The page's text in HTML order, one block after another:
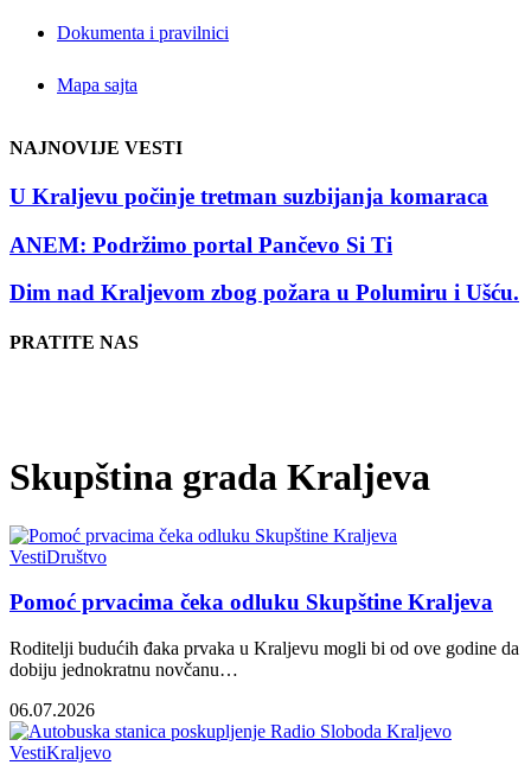
Dokumenta i pravilnici
Mapa sajta
NAJNOVIJE VESTI
U Kraljevu počinje tretman suzbijanja komaraca
ANEM: Podržimo portal Pančevo Si Ti
Dim nad Kraljevom zbog požara u Polumiru i Ušću.
PRATITE NAS
Skupština grada Kraljeva
VestiDruštvo
Pomoć prvacima čeka odluku Skupštine Kraljeva
Roditelji budućih đaka prvaka u Kraljevu mogli bi od ove godine da
dobiju jednokratnu novčanu…
06.07.2026
VestiKraljevo